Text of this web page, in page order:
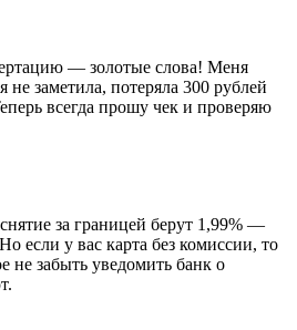
— золотые слова! Меня
не заметила, потеряла 300 рублей
всегда прошу чек и проверяю
за границей берут 1,99% —
если у вас карта без комиссии, то
не забыть уведомить банк о